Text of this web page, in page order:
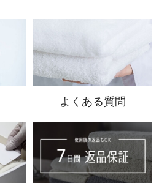
よくある質問